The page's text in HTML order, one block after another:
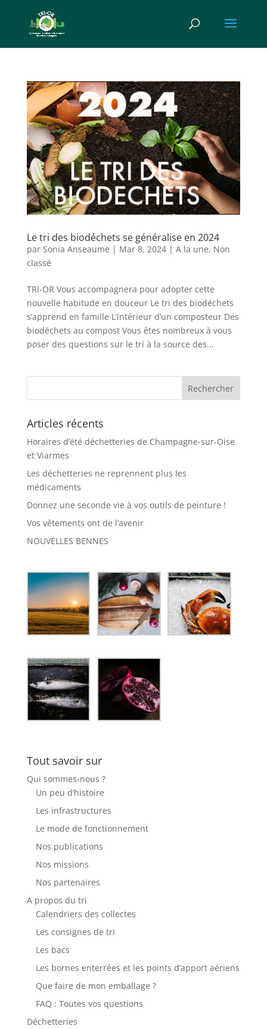
Le tri des biodéchets se généralise en 2024
par Sonia Anseaume | Mar 8, 2024| A la une, Non
classé
TRI-OR Vous accompagnera pour adopter cette
nouvelle habitude en douceur Le tri des biodéchets
s’apprend en famille L’intérieur d’un composteur Des
biodéchets au compost Vous êtes nombreux à vous
poser des questions sur le tri à la source des...
Articles récents
Horaires d’été déchetteries de Champagne-sur-Oise
et Viarmes
Les déchetteries ne reprennent plus les
médicaments
Donnez une seconde vie à vos outils de peinture !
Vos vêtements ont de l’avenir
NOUVELLES BENNES
Tout savoir sur
Qui sommes-nous ?
Un peu d’histoire
Les infrastructures
Le mode de fonctionnement
Nos publications
Nos missions
Nos partenaires
A propos du tri
Calendriers des collectes
Les consignes de tri
Les bacs
Les bornes enterrées et les points d’apport aériens
Que faire de mon emballage ?
FAQ : Toutes vos questions
Déchetteries